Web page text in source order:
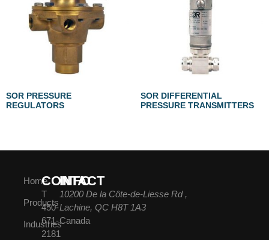
SOR PRESSURE
REGULATORS
SOR DIFFERENTIAL
PRESSURE TRANSMITTERS
Home
Products
Industries
CONTACT
T
450-
671-
2181
INFO
10200 De la Côte-de-Liesse Rd ,
Lachine, QC H8T 1A3
Canada